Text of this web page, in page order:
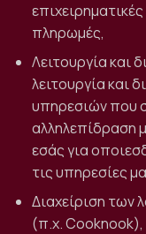
πληρωμές,
Λειτουργία και
λειτουργία και
υπηρεσιών που
αλληλεπίδραση
εσάς για
τις υπηρεσίες
Διαχείριση των
(π.χ. Cooknook),